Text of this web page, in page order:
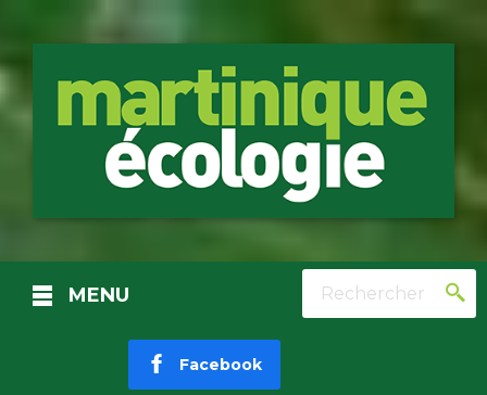
MENU Rechercher
Facebook